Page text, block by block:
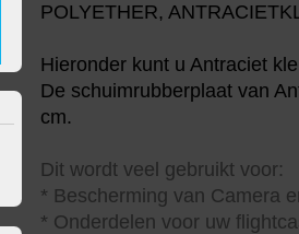
POLYETHER,
Hieronder kunt u Antraciet
De schuimrubberplaat van
cm.
Dit wordt veel gebruikt voor:
* Bescherming van Camera
* Onderdelen voor uw